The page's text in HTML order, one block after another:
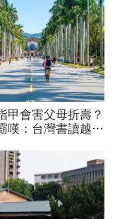
甲會害父母折壽？
嘆：台灣書讀越
填鴨教育18年」